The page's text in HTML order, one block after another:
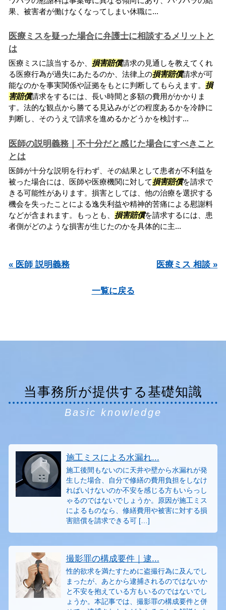
果、被害者が働けなくなってしまい休職に...
医療ミスを疑った場合に弁護士に相談するメリットと
は
医療ミスに該当するか、 損害賠償請求の見通しを教えてくれ
る医療行為が過失にあたるのか、法律上の損害賠償請求が可
能なのかを事実関係や証拠をもとに判断してもらえます。 損
害賠償請求をするには、長い時間と多額の費用がかかりま
す。法的な観点から勝てる見込みがどの程度あるかを冷静に
判断し、そのうえで請求を進めるかどうかを検討す...
医師の説明義務｜不十分だと感じた場合にすべきこと
とは
医師が十分な説明を行わず、その結果として患者が不利益を
被った場合には、医師や医療機関に対して損害賠償を請求で
きる可能性があります。損害としては、他の治療を選択する
機会を失ったことによる逸失利益や精神的苦痛による慰謝料
などが含まれます。もっとも、 損害賠償を請求するには、患
者側がどのような損害が生じたのかを具体的に主...
« 医師 説明義務 医療ミス 相談 »
一覧に戻る
当事務所が提供する基礎知識
Basic knowledge
施工ミスによる水漏れ...
施工後間もないのに天井や壁から水漏れが発
生した場合、自分で修繕の費用負担をしなけ
ればいけないのか不安を感じる方もいらっし
ゃるのではないでしょうか。原因が施工ミス
によるものなら、修繕費用や被害に対する損
害賠償を請求できる可 […]
撮影罪の構成要件｜逮...
性的欲求を満たすために盗撮行為に及んでし
まったが、あとから逮捕されるのではないか
と不安を抱えている方もいるのではないでし
ょうか。本記事では、撮影罪の構成要件と併